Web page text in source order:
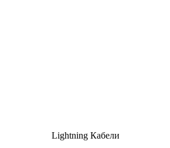
Lightning Кабели